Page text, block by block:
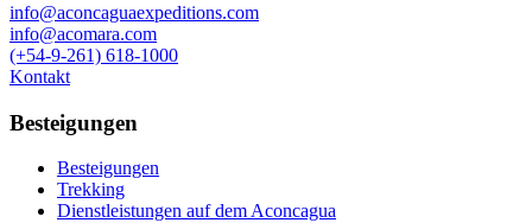
info@aconcaguaexpeditions.com
info@acomara.com
(+54-9-261) 618-1000
Kontakt
Besteigungen
Besteigungen
Trekking
Dienstleistungen auf dem Aconcagua